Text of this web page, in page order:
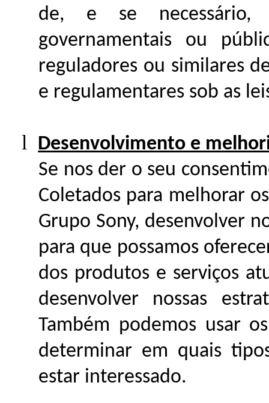
de, e se necessário,
governamentais ou
reguladores ou similares
e regulamentares sob as
l
Desenvolvimento e
Se nos der o seu
Coletados para melhorar
Grupo Sony, desenvolver
para que possamos
dos produtos e serviços
desenvolver nossas
Também podemos usar
determinar em quais
estar interessado.